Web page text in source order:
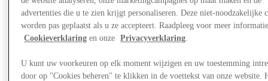
advertenties die u te zien krijgt personaliseren. Deze niet-noodzakelijke
worden pas geplaatst als u ze accepteert. Raadpleeg voor meer
Cookieverklaring en onze Privacyverklaring
U kunt uw voorkeuren op elk moment wijzigen en uw toestemming
door op "Cookies beheren" te klikken in de voettekst van onze website.